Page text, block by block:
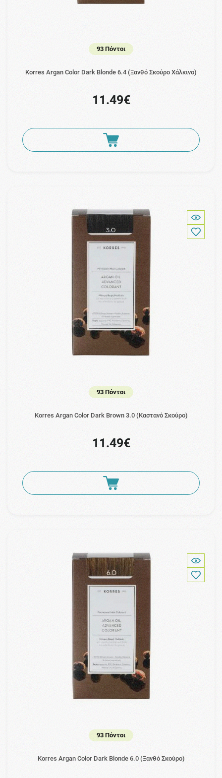
93 Πόντοι
Korres Argan Color Dark Blonde 6.4 (Ξανθό Σκούρο Χάλκινο)
11.49€
93 Πόντοι
Korres Argan Color Dark Brown 3.0 (Καστανό Σκούρο)
11.49€
93 Πόντοι
Korres Argan Color Dark Blonde 6.0 (Ξανθό Σκούρο)